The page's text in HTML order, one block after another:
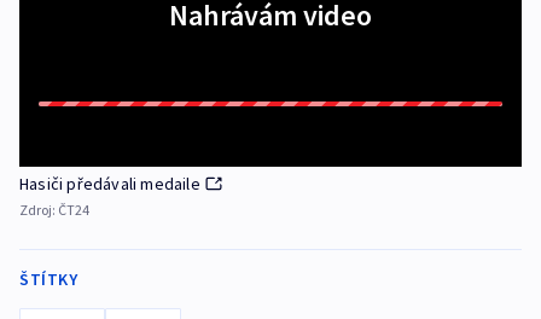
Nahrávám video
Hasiči předávali medaile
Zdroj: ČT24
ŠTÍTKY